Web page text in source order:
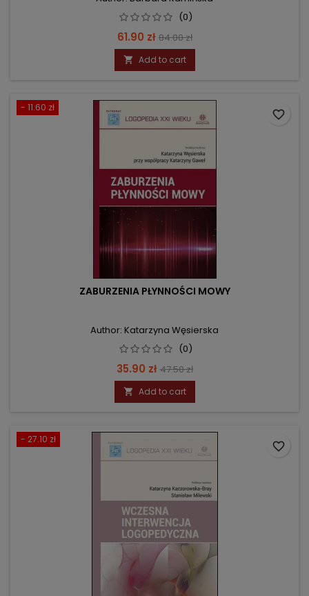
(0)
Price
61.90 zł Regular
price
84.00 zł
 Add to cart
- 11.60 zł
ZABURZENIA PŁYNNOŚCI MOWY
Author: Katarzyna Węsierska
(0)
Price
35.90 zł Regular
price
47.50 zł
 Add to cart
favorite_border
- 27.10 zł
favorite_border